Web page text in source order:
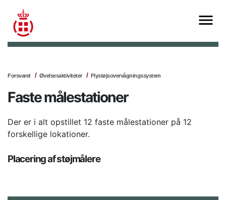
Forsvaret Øvelsesaktiviteter Flystøjsovervågningssystem
Faste målestationer
Der er i alt opstillet 12 faste målestationer på 12
forskellige lokationer.
Placering af støjmålere